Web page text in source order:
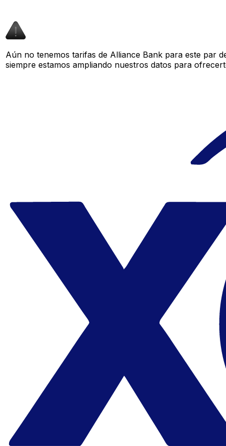
Aún no tenemos tarifas de Alliance Bank para este par
siempre estamos ampliando nuestros datos para